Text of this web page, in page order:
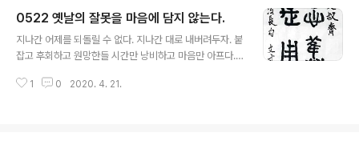
허물 없기만을 바라고 입만 다물다면, 벗은 무엇 때문에 사
귀나? 05ᆞ25 顔淵曰: “願無伐善, 無施勞.” (안연왈
원무벌선 무시로)~ 안연이 말하였다. "원컨데 저의 잘함을
an said, "I should like not to boast of my excelle
0522 옛날의 잘못을 마음에 담지 않는다.
지나간 어제를 되돌릴 수 없다. 지나간 대로 내버려두자. 붙
잡고 후회하고 원망한들 시간만 낭비하고 마음만 아프다.
가 나를 괴롭히는 꼴이다. 다만 평정심으로 의미를 찾고 오
1 0 2020. 4. 21.